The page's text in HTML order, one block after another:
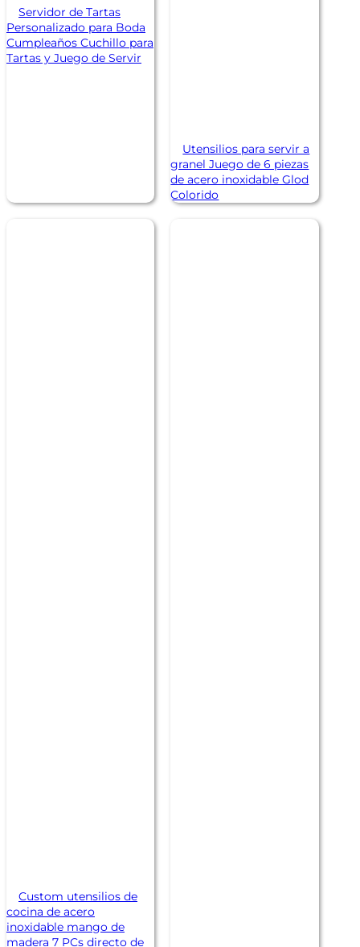
Servidor de Tartas
Personalizado para Boda
Cumpleaños Cuchillo para
Tartas y Juego de Servir
Utensilios para servir a
granel Juego de 6 piezas
de acero inoxidable Glod
Colorido
Custom utensilios de
cocina de acero
inoxidable mango de
madera 7 PCs directo de